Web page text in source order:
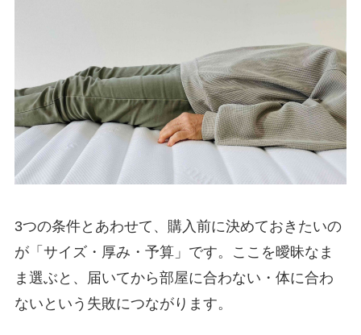
3つの条件とあわせて、購入前に決めておきたいの
が「サイズ・厚み・予算」です。ここを曖昧なま
ま選ぶと、届いてから部屋に合わない・体に合わ
ないという失敗につながります。